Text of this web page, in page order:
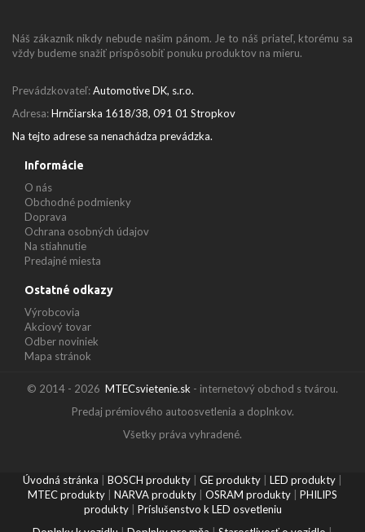
Náš zákazník nikdy nebude našim pánom. Je to náš priateľ, ktorému sa
vždy budeme snažiť prispôsobiť ponuku produktov na mieru.
Prevádzkovateľ:Automotive DK, s.r.o.
Adresa:Hrnčiarska 1618/38, 091 01 Stropkov
Na tejto adrese sa nenachádza prevádzka.
Informácie
O nás
Obchodné podmienky
Doprava
Ochrana osobných údajov
Na stiahnutie
Predajné miesta
Ostatné odkazy
Výrobcovia
Akciový tovar
Odber noviniek
Mapa stránok
© 2014 - 2026 MTECsvietenie.sk - internetový obchod s tvárou.
Predaj prémiového autoosvetlenia a doplnkov.
Všetky práva vyhradené.
Úvodná stránka BOSCH produkty GE produkty LED produkty
MTEC produkty
NARVA produkty OSRAM produkty
PHILIPS
produkty| Príslušenstvo k LED osvetleniu